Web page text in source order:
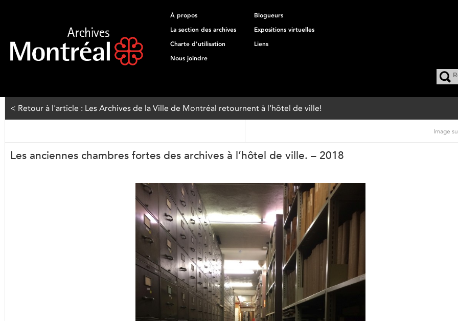
À propos
Blogueurs
La section des archives
Expositions virtuelles
Charte d'utilisation
Liens
Nous joindre
< Retour à l'article : Les Archives de la Ville de Montréal retournent à l’hôtel de ville!
Image
Les anciennes chambres fortes des archives à l’hôtel de ville. – 2018